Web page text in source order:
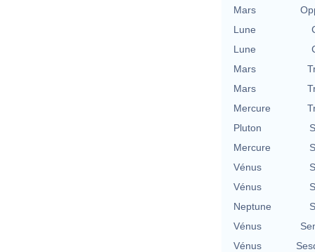
Mars
Lune
Lune
Mars
Mars
Mercure
Pluton
Mercure
Vénus
Vénus
Neptune
Vénus
Vénus